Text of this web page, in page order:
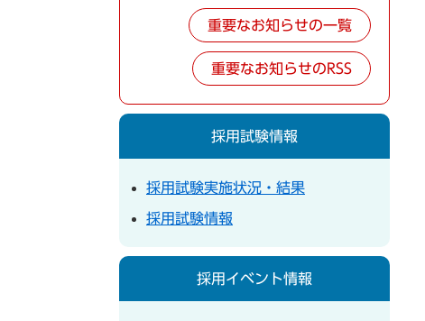
重要なお知らせの一覧
重要なお知らせのRSS
採用試験情報
採用試験実施状況・結果
採用試験情報
採用イベント情報